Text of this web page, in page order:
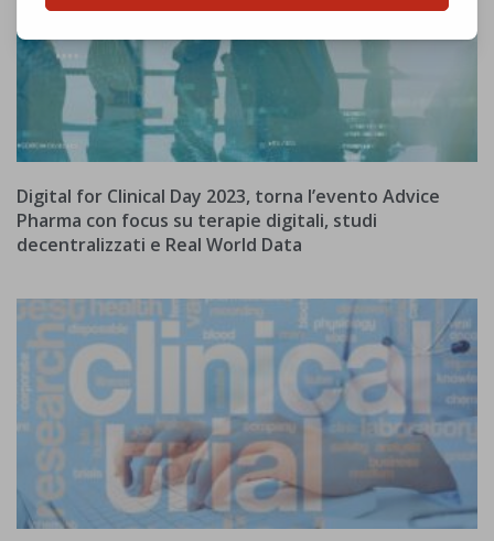
Digital for Clinical Day 2023, torna l’evento Advice
Pharma con focus su terapie digitali, studi
decentralizzati e Real World Data